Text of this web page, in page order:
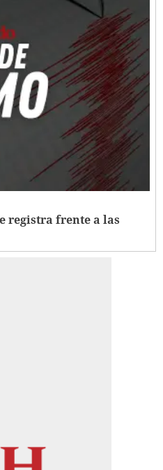
registra frente a las